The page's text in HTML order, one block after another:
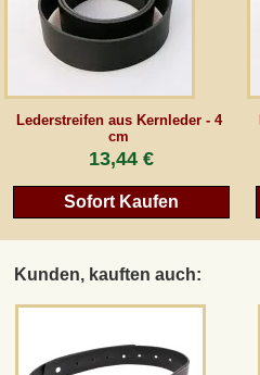
Lederstreifen aus Kernleder - 4
cm
13,44 €
Sofort Kaufen
Kunden, kauften auch: